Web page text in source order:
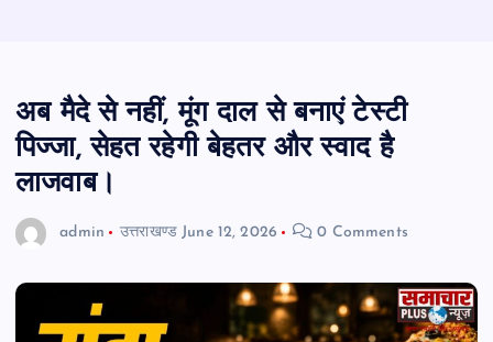
अब मैदे से नहीं, मूंग दाल से बनाएं टेस्टी
पिज्जा, सेहत रहेगी बेहतर और स्वाद है
लाजवाब।
admin उत्तराखण्ड June 12, 2026 0 Comments